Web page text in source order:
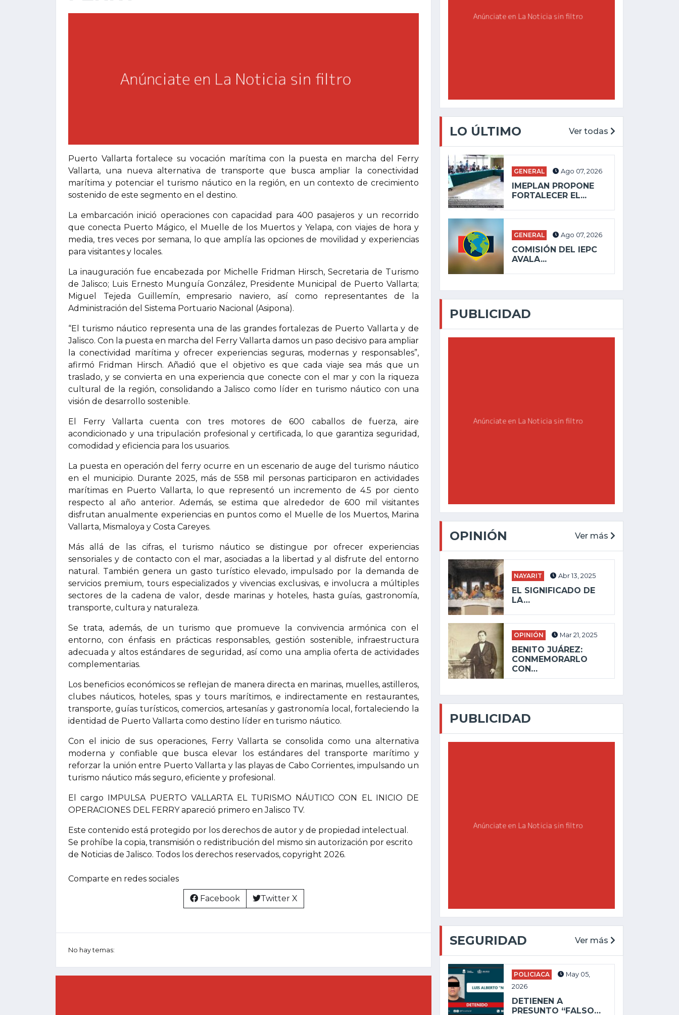
Puerto Vallarta fortalece su vocación marítima con la puesta en marcha del Ferry
Vallarta, una nueva alternativa de transporte que busca ampliar la conectividad
marítima y potenciar el turismo náutico en la región, en un contexto de crecimiento
sostenido de este segmento en el destino.
La embarcación inició operaciones con capacidad para 400 pasajeros y un recorrido
que conecta Puerto Mágico, el Muelle de los Muertos y Yelapa, con viajes de hora y
media, tres veces por semana, lo que amplía las opciones de movilidad y experiencias
para visitantes y locales.
La inauguración fue encabezada por Michelle Fridman Hirsch, Secretaria de Turismo
de Jalisco; Luis Ernesto Munguía González, Presidente Municipal de Puerto Vallarta;
Miguel Tejeda Guillemín, empresario naviero, así como representantes de la
Administración del Sistema Portuario Nacional (Asipona).
“El turismo náutico representa una de las grandes fortalezas de Puerto Vallarta y de
Jalisco. Con la puesta en marcha del Ferry Vallarta damos un paso decisivo para ampliar
la conectividad marítima y ofrecer experiencias seguras, modernas y responsables”,
afirmó Fridman Hirsch. Añadió que el objetivo es que cada viaje sea más que un
traslado, y se convierta en una experiencia que conecte con el mar y con la riqueza
cultural de la región, consolidando a Jalisco como líder en turismo náutico con una
visión de desarrollo sostenible.
El Ferry Vallarta cuenta con tres motores de 600 caballos de fuerza, aire
acondicionado y una tripulación profesional y certificada, lo que garantiza seguridad,
comodidad y eficiencia para los usuarios.
La puesta en operación del ferry ocurre en un escenario de auge del turismo náutico
en el municipio. Durante 2025, más de 558 mil personas participaron en actividades
marítimas en Puerto Vallarta, lo que representó un incremento de 4.5 por ciento
respecto al año anterior. Además, se estima que alrededor de 600 mil visitantes
disfrutan anualmente experiencias en puntos como el Muelle de los Muertos, Marina
Vallarta, Mismaloya y Costa Careyes.
Más allá de las cifras, el turismo náutico se distingue por ofrecer experiencias
sensoriales y de contacto con el mar, asociadas a la libertad y al disfrute del entorno
natural. También genera un gasto turístico elevado, impulsado por la demanda de
servicios premium, tours especializados y vivencias exclusivas, e involucra a múltiples
sectores de la cadena de valor, desde marinas y hoteles, hasta guías, gastronomía,
transporte, cultura y naturaleza.
Se trata, además, de un turismo que promueve la convivencia armónica con el
entorno, con énfasis en prácticas responsables, gestión sostenible, infraestructura
adecuada y altos estándares de seguridad, así como una amplia oferta de actividades
complementarias.
Los beneficios económicos se reflejan de manera directa en marinas, muelles, astilleros,
clubes náuticos, hoteles, spas y tours marítimos, e indirectamente en restaurantes,
transporte, guías turísticos, comercios, artesanías y gastronomía local, fortaleciendo la
identidad de Puerto Vallarta como destino líder en turismo náutico.
Con el inicio de sus operaciones, Ferry Vallarta se consolida como una alternativa
moderna y confiable que busca elevar los estándares del transporte marítimo y
reforzar la unión entre Puerto Vallarta y las playas de Cabo Corrientes, impulsando un
turismo náutico más seguro, eficiente y profesional.
El cargo IMPULSA PUERTO VALLARTA EL TURISMO NÁUTICO CON EL INICIO DE
OPERACIONES DEL FERRY apareció primero en Jalisco TV.
Este contenido está protegido por los derechos de autor y de propiedad intelectual.
Se prohíbe la copia, transmisión o redistribución del mismo sin autorización por escrito
de Noticias de Jalisco. Todos los derechos reservados, copyright 2026.
Comparte en redes sociales
Facebook Twitter X
No hay temas:
LO ÚLTIMO Ver todas
GENERAL Ago 07, 2026
IMEPLAN PROPONE
FORTALECER EL...
GENERAL Ago 07, 2026
COMISIÓN DEL IEPC
AVALA...
PUBLICIDAD
OPINIÓN Ver más
NAYARIT Abr 13, 2025
EL SIGNIFICADO DE
LA…
OPINIÓN Mar 21, 2025
BENITO JUÁREZ:
CONMEMORARLO
CON…
PUBLICIDAD
SEGURIDAD Ver más
POLICIACA
May 05,
2026
DETIENEN A
PRESUNTO “FALSO…